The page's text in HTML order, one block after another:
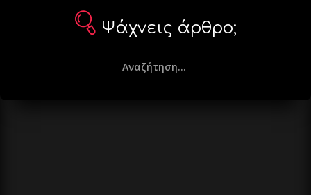
Ψάχνεις άρθρο;